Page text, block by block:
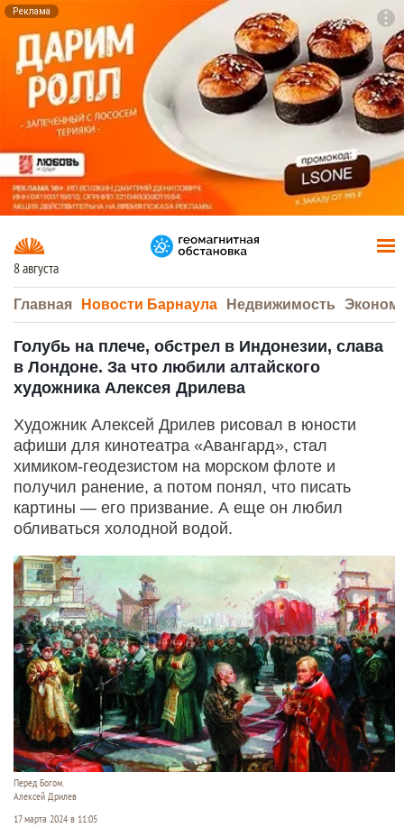
Реклама
8 августа
Главная Новости Барнаула Недвижимость
Голубь на плече, обстрел в Индонезии, слава
в Лондоне. За что любили алтайского
художника Алексея Дрилева
Художник Алексей Дрилев рисовал в юности
афиши для кинотеатра «Авангард», стал
химиком-геодезистом на морском флоте и
получил ранение, а потом понял, что писать
картины — его призвание. А еще он любил
обливаться холодной водой.
Перед Богом.
Алексей Дрилев
17 марта 2024 в 11:05